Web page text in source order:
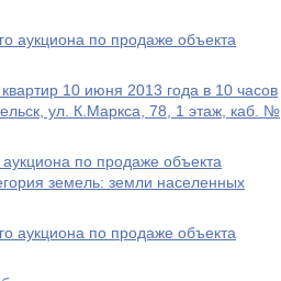
аукциона по продаже объекта
10 июня 2013 года в 10 часов
ул. К.Маркса, 78, 1 этаж, каб. №
по продаже объекта
земель: земли населенных
аукциона по продаже объекта